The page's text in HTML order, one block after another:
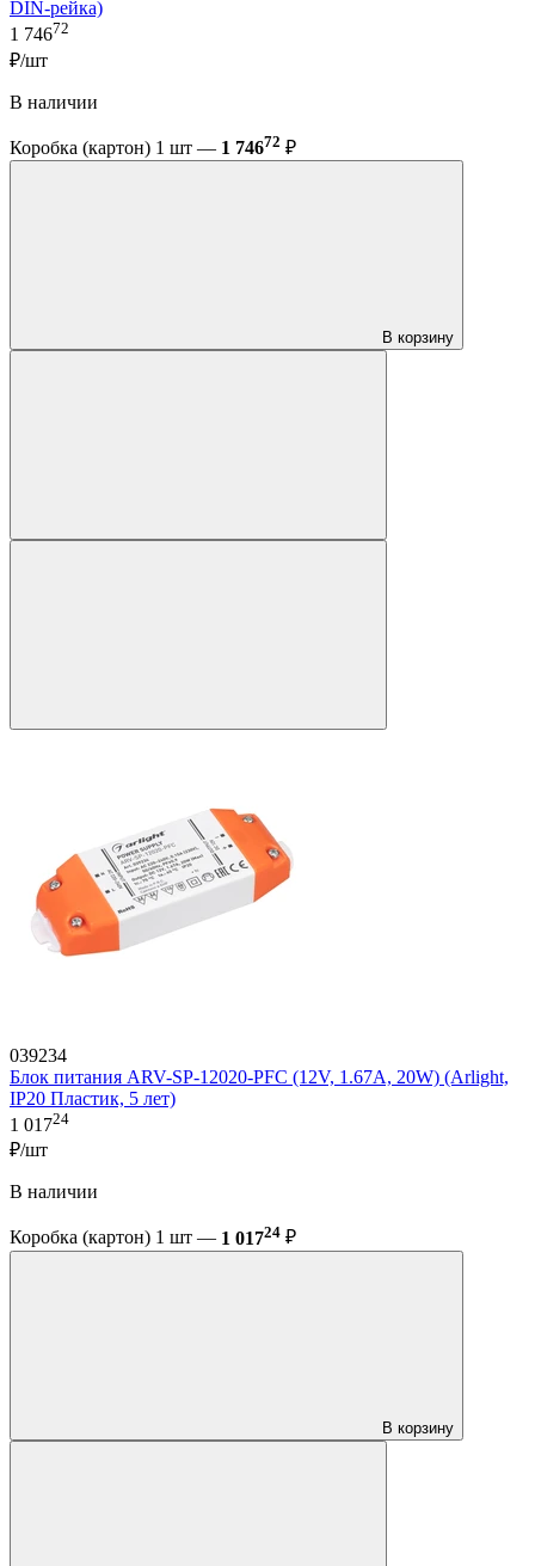
DIN-рейка)
1 74672
₽/шт
В наличии
Коробка (картон) 1 шт — 1 74672 ₽
В корзину
039234
Блок питания ARV-SP-12020-PFC (12V, 1.67A, 20W) (Arlight,
IP20 Пластик, 5 лет)
1 01724
₽/шт
В наличии
Коробка (картон) 1 шт — 1 01724 ₽
В корзину